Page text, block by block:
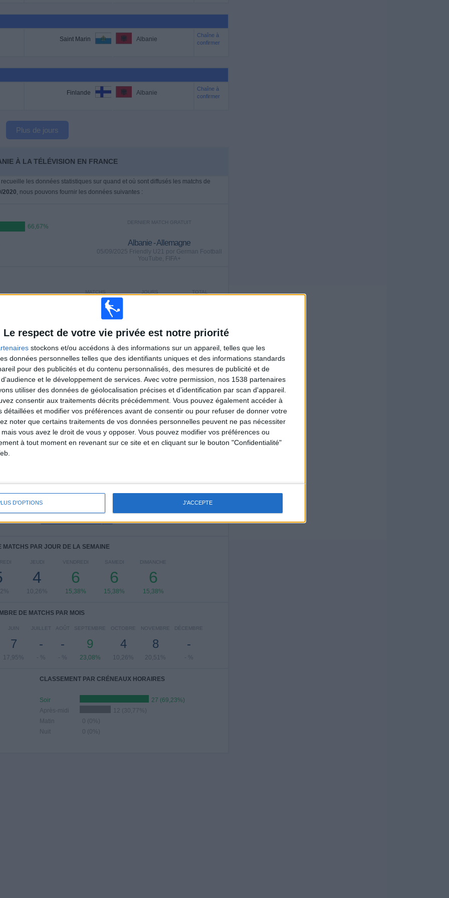
Le respect de votre vie privée est notre priorité
stockons et/ou accédons à des informations sur un appareil, telles que les
données personnelles telles que des identifiants uniques et des informations standards
pour des publicités et du contenu personnalisés, des mesures de publicité et de
et le développement de services. Avec votre permission, nos 1538 partenaires
utiliser des données de géolocalisation précises et d’identification par scan d'appareil.
consentir aux traitements décrits précédemment. Vous pouvez également accéder à
détaillées et modifier vos préférences avant de consentir ou pour refuser de donner votre
noter que certains traitements de vos données personnelles peuvent ne pas nécessiter
vous avez le droit de vous y opposer. Vous pouvez modifier vos préférences ou
à tout moment en revenant sur ce site et en cliquant sur le bouton "Confidentialité"
D'OPTIONS J'ACCEPTE
Saint Marin Albanie
Chaîne à
confirmer
Finlande Albanie
Chaîne à
confirmer
Plus de jours
À LA TÉLÉVISION EN FRANCE
les données statistiques sur quand et où sont diffusés les matchs de
2020, nous pouvons fournir les données suivantes :
66,67%
DERNIER MATCH GRATUIT
Albanie - Allemagne
05/09/2025 Friendly U21 por German Football
YouTube, FIFA+
TOTAL
JOURS
GRATUIT
MATCHS
CONSECUTIFS
PAYANTS
TOTAL
22
ADVERSAIRES
MAXIMUM
4
TOTAL
6
COMPÉTITIONS
CLASSEMENT PAR COMPÉTITIONS
UEFA EURO 2028
9 (23,08%)
Euro U17
3 (7,69%)
Amical
Voir classement complet
MATCHS PAR JOUR DE LA SEMAINE
JEUDI
4
10,26%
VENDREDI
6
15,38%
SAMEDI
6
15,38%
DIMANCHE
6
15,38%
DE MATCHS PAR MOIS
JUIN
7
17,95%
JUILLET
-
- %
AOÛT
-
- %
SEPTEMBRE
9
23,08%
OCTOBRE
4
10,26%
NOVEMBRE
8
20,51%
DÉCEMBRE
-
- %
CLASSEMENT PAR CRÉNEAUX HORAIRES
Soir
27 (69,23%)
Après-midi
12 (30,77%)
Matin
0 (0%)
Nuit
0 (0%)